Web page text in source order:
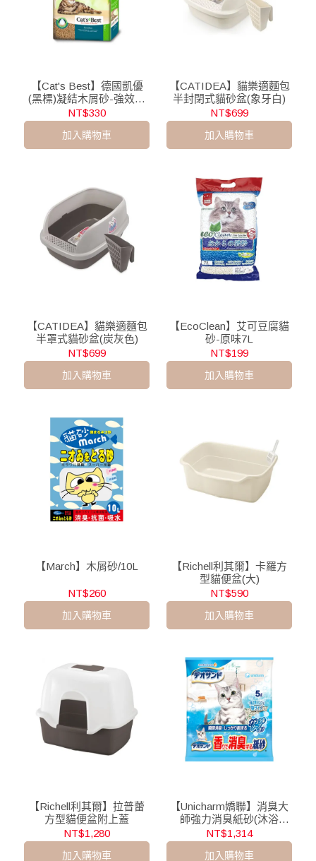
【Cat's Best】德國凱優
(黑標)凝結木屑砂-強效除
臭
NT$330
加入購物車
【CATIDEA】貓樂適麵包
半封閉式貓砂盆(象牙白)
NT$699
加入購物車
【CATIDEA】貓樂適麵包
半罩式貓砂盆(炭灰色)
NT$699
加入購物車
【EcoClean】艾可豆腐貓
砂-原味7L
NT$199
加入購物車
【March】木屑砂/10L
NT$260
加入購物車
【Richell利其爾】卡羅方
型貓便盆(大)
NT$590
加入購物車
【Richell利其爾】拉普蕾
方型貓便盆附上蓋
NT$1,280
加入購物車
【Unicharm嬌聯】消臭大
師強力消臭紙砂(沐浴
香)/5L
NT$1,314
加入購物車